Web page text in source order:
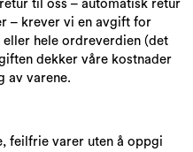
til oss – automatisk retur
– krever vi en avgift for
hele ordreverdien (det
dekker våre kostnader
av varene.
feilfrie varer uten å oppgi